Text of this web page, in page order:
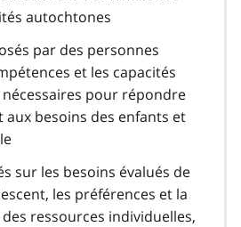
autochtones
par des personnes
et les capacités
pour répondre
aux besoins des enfants et
sur les besoins évalués de
les préférences et la
ressources individuelles,